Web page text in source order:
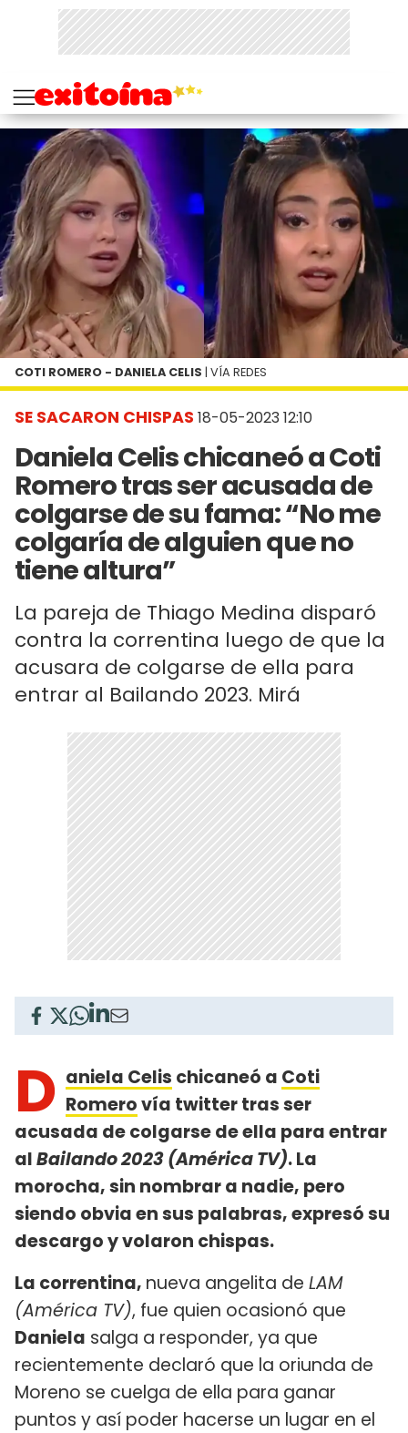
SE SACARON CHISPAS 18-05-2023 12:10
Daniela Celis chicaneó a Coti
Romero tras ser acusada de
colgarse de su fama: “No me
colgaría de alguien que no
tiene altura”
La pareja de Thiago Medina disparó
contra la correntina luego de que la
acusara de colgarse de ella para
entrar al Bailando 2023. Mirá
COTI ROMERO - DANIELA CELIS | VÍA REDES
D aniela Celis chicaneó a Coti
Romerovía twitter tras ser
acusada de colgarse de ella para entrar
alBailando 2023 (América TV). La
morocha, sin nombrar a nadie, pero
siendo obvia en sus palabras, expresó su
descargo y volaron chispas.
La correntina, nueva angelita de LAM
(América TV), fue quien ocasionó que
Daniela salga a responder, ya que
recientemente declaró que la oriunda de
Moreno se cuelga de ella para ganar
puntos y así poder hacerse un lugar en el